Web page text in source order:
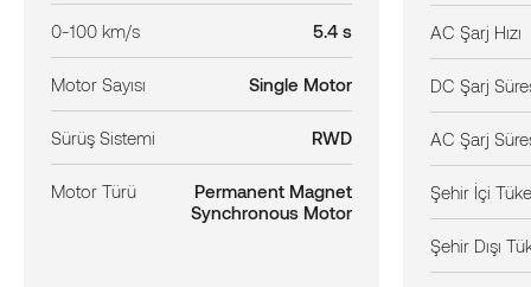
0-100 km/s 5.4 s
Motor Sayısı Single Motor
Sürüş Sistemi RWD
Motor Türü
Permanent Magnet
Synchronous Motor
AC Şarj Hızı
DC Şarj
AC Şarj
Şehir İçi
Şehir Dışı